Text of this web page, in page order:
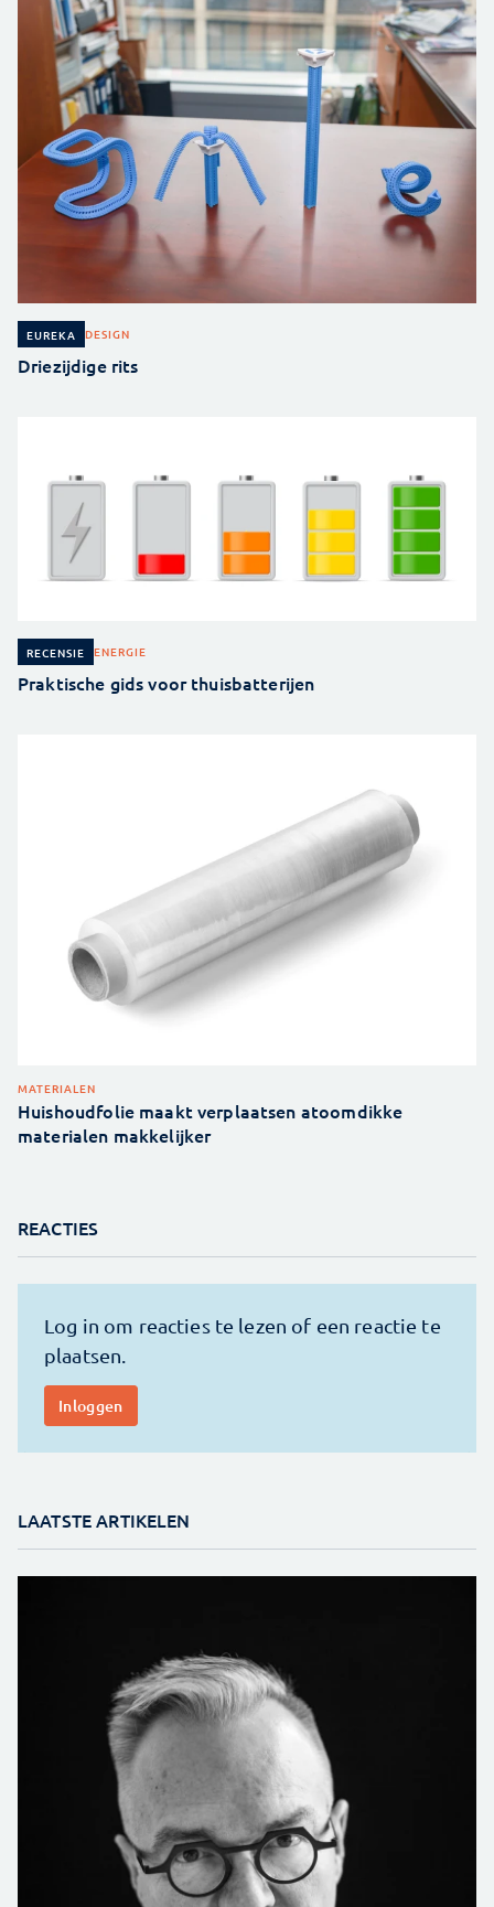
EUREKA DESIGN
Driezijdige rits
RECENSIE ENERGIE
Praktische gids voor thuisbatterijen
MATERIALEN
Huishoudfolie maakt verplaatsen atoomdikke
materialen makkelijker
REACTIES
LAATSTE ARTIKELEN